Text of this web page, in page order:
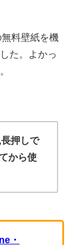
料壁紙を機
た。よかっ
押しで
から使
・